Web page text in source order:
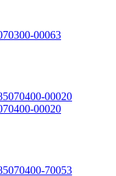
00063
00020